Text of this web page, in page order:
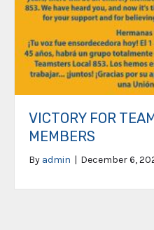
VICTORY FOR
MEMBERS
By admin | December 6,